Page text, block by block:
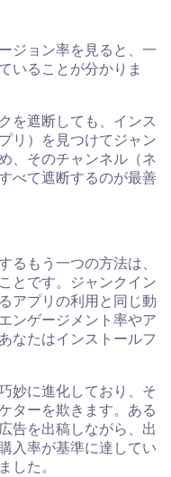
ジョン率を見ると、一
いることが分かりま
を遮断しても、インス
リ）を見つけてジャン
、そのチャンネル（ネ
べて遮断するのが最善
るもう一つの方法は、
とです。ジャンクイン
アプリの利用と同じ動
ンゲージメント率やア
なたはインストールフ
妙に進化しており、そ
ターを欺きます。ある
告を出稿しながら、出
入率が基準に達してい
した。